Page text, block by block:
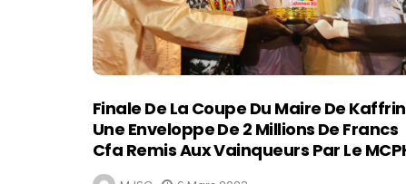
Finale De La Coupe Du Maire De
Une Enveloppe De 2 Millions De Francs
Cfa Remis Aux Vainqueurs Par Le